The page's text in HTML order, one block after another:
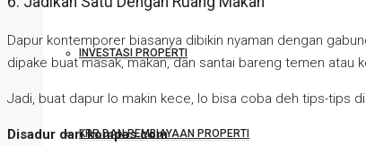
INVESTASI PROPERTI
KPR DAN PEMBIAYAAN PROPERTI
Dapur kontemporer biasanya dibikin nyaman dengan
dipake buat masak, makan, dan santai bareng temen atau
Jadi, buat dapur lo makin kece, lo bisa coba deh tips-tips
Disadur dari kompas.com